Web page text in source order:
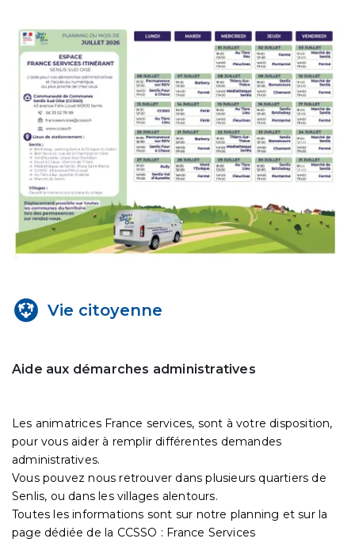
Vie citoyenne
Aide aux démarches administratives
Les animatrices France services, sont à votre disposition,
pour vous aider à remplir différentes demandes
administratives.
Vous pouvez nous retrouver dans plusieurs quartiers de
Senlis, ou dans les villages alentours.
Toutes les informations sont sur notre planning et sur la
page dédiée de la CCSSO : France Services